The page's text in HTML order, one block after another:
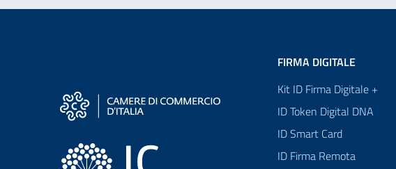
FIRMA DIGITALE
Kit ID Firma Digitale +
ID Token Digital DNA
ID Smart Card
ID Firma Remota